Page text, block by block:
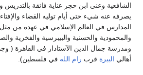
الشافعية وعني ابن حجر عناية فائقة
يصرفه عنه شيء حتى أيام توليه القضاء
المدارس في العالم الإسلامي في عهده من
والمحمودية والحسنية والبيبرسية والفخرية
ومدرسة جمال الدين الآستادار في القاهرة (
أهالي البيرة قرب رام الله في فلسطين).